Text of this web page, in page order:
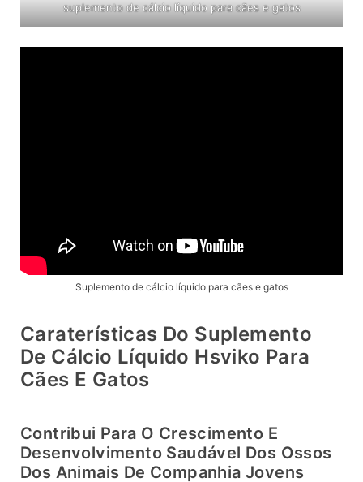
suplemento de cálcio líquido para cães e gatos
Suplemento de cálcio líquido para cães e gatos
Caraterísticas Do Suplemento
De Cálcio Líquido Hsviko Para
Cães E Gatos
Contribui Para O Crescimento E
Desenvolvimento Saudável Dos Ossos
Dos Animais De Companhia Jovens